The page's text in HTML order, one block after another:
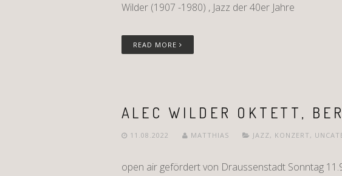
Wilder (1907 -1980) , Jazz der 40er Jahre
READ MORE
ALEC WILDER OKTETT,
11.08.2022 MATTHIAS JAZZ, KONZERT ,
open air gefördert von Draussenstadt Sonntag